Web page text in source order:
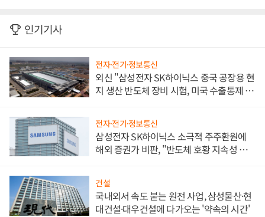
인기기사
전자·전기·정보통신
외신 "삼성전자 SK하이닉스 중국 공장용 현
지 생산 반도체 장비 시험, 미국 수출통제 대
전자·전기·정보통신
삼성전자 SK하이닉스 소극적 주주환원에
해외 증권가 비판, "반도체 호황 지속성 의
건설
국내외서 속도 붙는 원전 사업, 삼성물산·현
대건설·대우건설에 다가오는 '약속의 시간'